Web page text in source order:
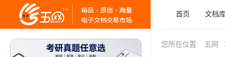
首页 文档
您所在位置: 五网